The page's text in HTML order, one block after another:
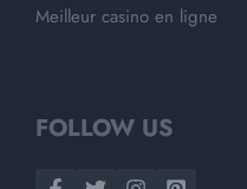
Meilleur casino en ligne
FOLLOW US